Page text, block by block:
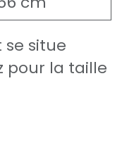
se situe
pour la taille